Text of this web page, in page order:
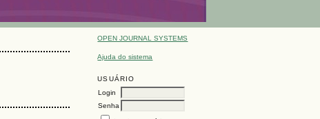
OPEN JOURNAL SYSTEMS
Ajuda do sistema
USUÁRIO
Login
Senha